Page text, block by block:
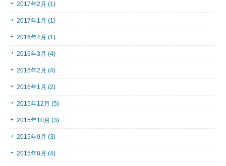
2017年2月 (1)
2017年1月 (1)
2016年4月 (1)
2016年3月 (4)
2016年2月 (4)
2016年1月 (2)
2015年12月 (5)
2015年10月 (3)
2015年9月 (3)
2015年8月 (4)